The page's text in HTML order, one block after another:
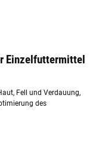
Einzelfuttermittel
Fell und Verdauung,
des